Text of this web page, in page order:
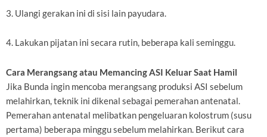
3. Ulangi gerakan ini di sisi lain payudara.
4. Lakukan pijatan ini secara rutin, beberapa kali seminggu.
Cara Merangsang atau Memancing ASI Keluar Saat Hamil
Jika Bunda ingin mencoba merangsang produksi ASI sebelum
melahirkan, teknik ini dikenal sebagai pemerahan antenatal.
Pemerahan antenatal melibatkan pengeluaran kolostrum (susu
pertama) beberapa minggu sebelum melahirkan. Berikut cara